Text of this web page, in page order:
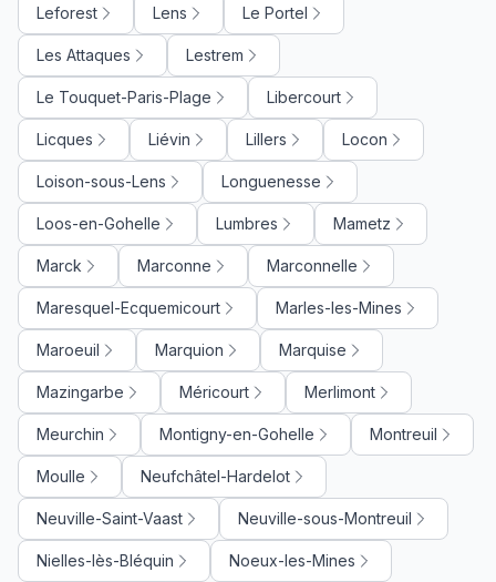
Leforest Lens Le Portel
Les Attaques Lestrem
Le Touquet-Paris-Plage Libercourt
Licques Liévin Lillers Locon
Loison-sous-Lens Longuenesse
Loos-en-Gohelle Lumbres Mametz
Marck Marconne Marconnelle
Maresquel-Ecquemicourt Marles-les-Mines
Maroeuil Marquion Marquise
Mazingarbe Méricourt Merlimont
Meurchin Montigny-en-Gohelle Montreuil
Moulle Neufchâtel-Hardelot
Neuville-Saint-Vaast Neuville-sous-Montreuil
Nielles-lès-Bléquin Noeux-les-Mines